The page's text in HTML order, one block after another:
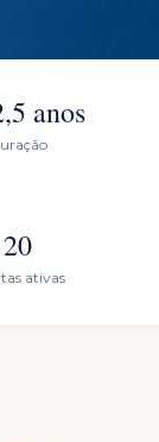
anos
20
ativas